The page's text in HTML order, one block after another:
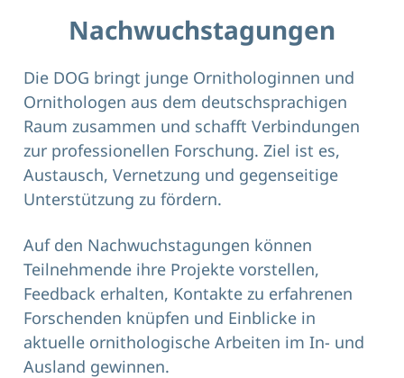
Nachwuchstagungen
Die DOG bringt junge Ornithologinnen und
Ornithologen aus dem deutschsprachigen
Raum zusammen und schafft Verbindungen
zur professionellen Forschung. Ziel ist es,
Austausch, Vernetzung und gegenseitige
Unterstützung zu fördern.
Auf den Nachwuchstagungen können
Teilnehmende ihre Projekte vorstellen,
Feedback erhalten, Kontakte zu erfahrenen
Forschenden knüpfen und Einblicke in
aktuelle ornithologische Arbeiten im In- und
Ausland gewinnen.